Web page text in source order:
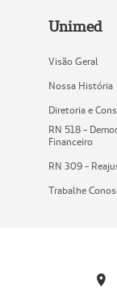
Unimed
Visão Geral
Nossa História
Diretoria e
RN 518 -
Financeiro
RN 309 -
Trabalhe